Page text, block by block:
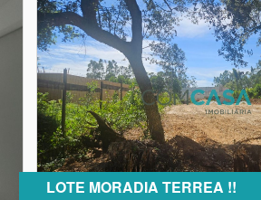
LOTE MORADIA TERREA !!